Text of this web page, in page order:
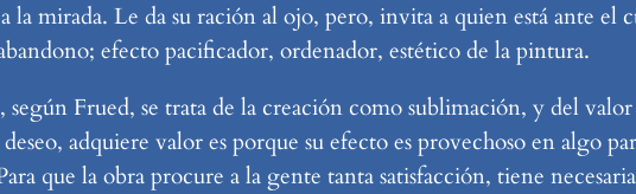
mirada. Le da su ración al ojo, pero, invita a quien está ante el
efecto pacificador, ordenador, estético de la pintura.
según Frued, se trata de la creación como sublimación, y del
adquiere valor es porque su efecto es provechoso en algo
que la obra procure a la gente tanta satisfacción, tiene